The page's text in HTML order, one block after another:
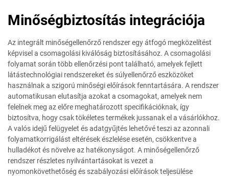
Minőségbiztosítás integrációja
Az integrált minőségellenőrző rendszer egy átfogó megközelítést
képvisel a csomagolási kiválóság biztosításához. A csomagolási
folyamat során több ellenőrzési pont található, amelyek fejlett
látástechnológiai rendszereket és súlyellenőrző eszközöket
használnak a szigorú minőségi előírások fenntartására. A rendszer
automatikusan elutasítja azokat a csomagokat, amelyek nem
felelnek meg az előre meghatározott specifikációknak, így
biztosítva, hogy csak tökéletes termékek jussanak el a vásárlókhoz.
A valós idejű felügyelet és adatgyűjtés lehetővé teszi az azonnali
folyamatkorrigálást eltérések észlelése esetén, csökkentve a
hulladékot és növelve az hatékonyságot. A minőségellenőrző
rendszer részletes nyilvántartásokat is vezet a
nyomonkövethetőség és szabályozási előírások teljesülése